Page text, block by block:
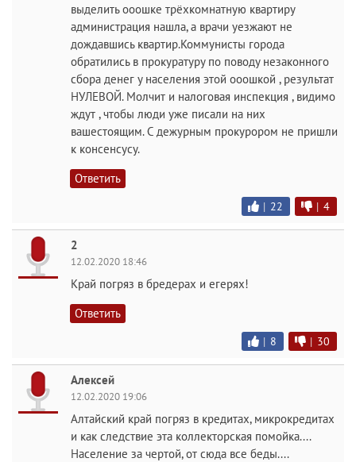
выделить ооошке трёхкомнатную квартиру
администрация нашла, а врачи уезжают не
дождавшись квартир.Коммунисты города
обратились в прокуратуру по поводу незаконного
сбора денег у населения этой ооошкой , результат
НУЛЕВОЙ. Молчит и налоговая инспекция , видимо
ждут , чтобы люди уже писали на них
вашестоящим. С дежурным прокурором не пришли
к консенсусу.
Ответить
| 22 | 4
2
12.02.2020 18:46
Край погряз в бредерах и егерях!
Ответить
| 8 | 30
Алексей
12.02.2020 19:06
Алтайский край погряз в кредитах, микрокредитах
и как следствие эта коллекторская помойка....
Население за чертой, от сюда все беды....